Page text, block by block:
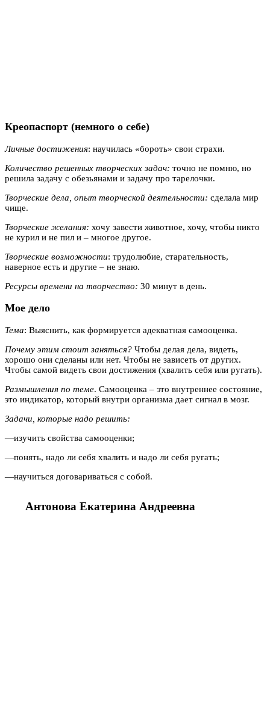
Креопаспорт (немного о себе)
Личные достижения: научилась «бороть» свои страхи.
Количество решенных творческих задач: точно не помню, но
решила задачу с обезьянами и задачу про тарелочки.
Творческие дела, опыт творческой деятельности: сделала мир
чище.
Творческие желания: хочу завести животное, хочу, чтобы никто
не курил и не пил и – многое другое.
Творческие возможности: трудолюбие, старательность,
наверное есть и другие – не знаю.
Ресурсы времени на творчество: 30 минут в день.
Мое дело
Тема: Выяснить, как формируется адекватная самооценка.
Почему этим стоит заняться? Чтобы делая дела, видеть,
хорошо они сделаны или нет. Чтобы не зависеть от других.
Чтобы самой видеть свои достижения (хвалить себя или ругать).
Размышления по теме. Самооценка – это внутреннее состояние,
это индикатор, который внутри организма дает сигнал в мозг.
Задачи, которые надо решить:
—изучить свойства самооценки;
—понять, надо ли себя хвалить и надо ли себя ругать;
—научиться договариваться с собой.
Антонова Екатерина Андреевна